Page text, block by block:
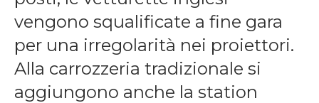
vengono squalificate a fine gara
per una irregolarità nei proiettori.
Alla carrozzeria tradizionale si
aggiungono anche la station